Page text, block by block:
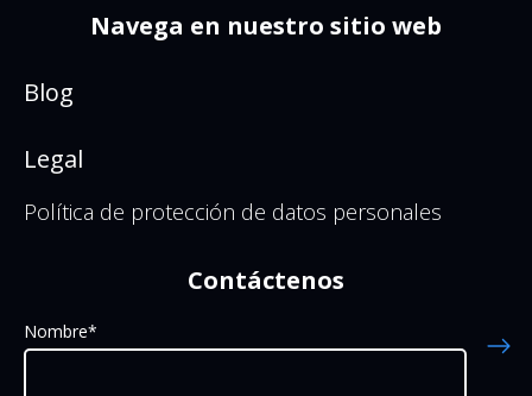
Navega en nuestro sitio web
Blog
Legal
Política de protección de datos personales
Contáctenos
Nombre*